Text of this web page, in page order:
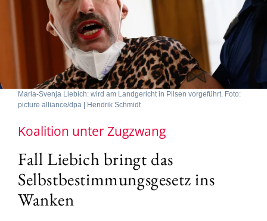
Marla-Svenja Liebich: wird am Landgericht in Pilsen vorgeführt. Foto:
picture alliance/dpa | Hendrik Schmidt
Koalition unter Zugzwang
Fall Liebich bringt das
Selbstbestimmungsgesetz ins
Wanken